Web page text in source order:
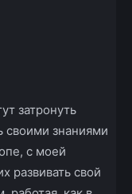
затронуть
знаниями
с моей
развивать свой